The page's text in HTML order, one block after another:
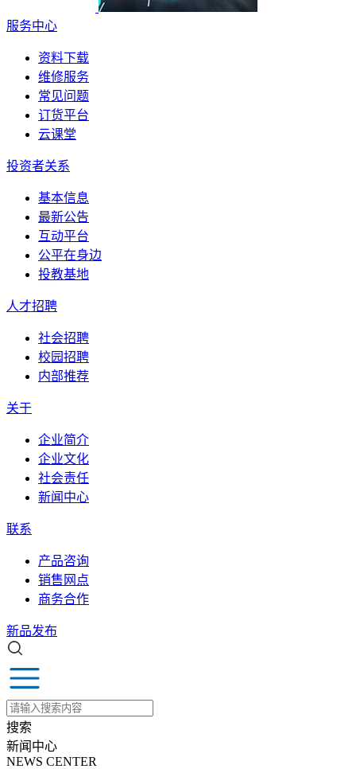
服务中心
资料下载
维修服务
常见问题
订货平台
云课堂
投资者关系
基本信息
最新公告
互动平台
公平在身边
投教基地
人才招聘
社会招聘
校园招聘
内部推荐
关于
企业简介
企业文化
社会责任
新闻中心
联系
产品咨询
销售网点
商务合作
新品发布
搜索
新闻中心
NEWS CENTER